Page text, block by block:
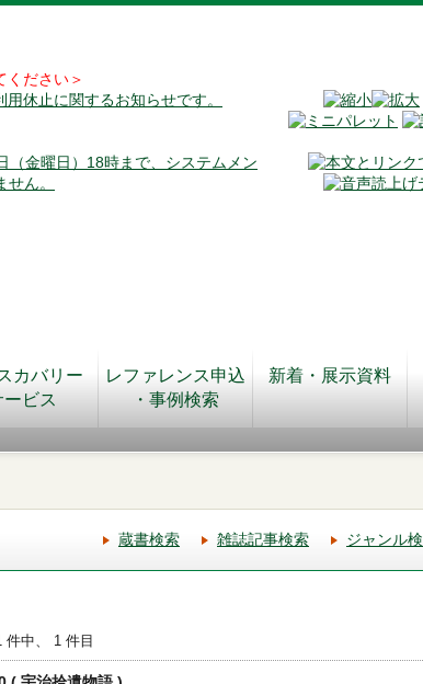
ださい＞
休止に関するお知らせです。
（金曜日）18時まで、システムメン
ん。
カバリー
ービス
レファレンス申込
・事例検索
新着・展示資料
蔵書検索 雑誌記事検索 ジャンル
件中、 1 件目